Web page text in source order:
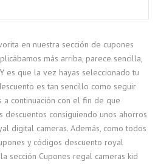
en nuestra sección de cupones
más arriba, parece sencilla,
es que la vez hayas seleccionado tu
es tan sencillo como seguir
continuación con el fin de que
consiguiendo unos ahorros
digital cameras. Además, como todos
y códigos descuento royal
sección Cupones regal cameras kid